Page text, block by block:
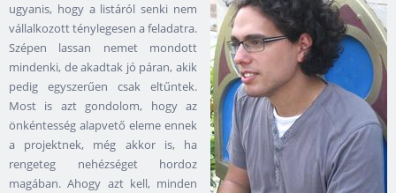
ugyanis, hogy a listáról senki nem
vállalkozott ténylegesen a feladatra.
Szépen lassan nemet mondott
mindenki, de akadtak jó páran, akik
pedig egyszerűen csak eltűntek.
Most is azt gondolom, hogy az
önkéntesség alapvető eleme ennek
a projektnek, még akkor is, ha
rengeteg nehézséget hordoz
magában. Ahogy azt kell, minden